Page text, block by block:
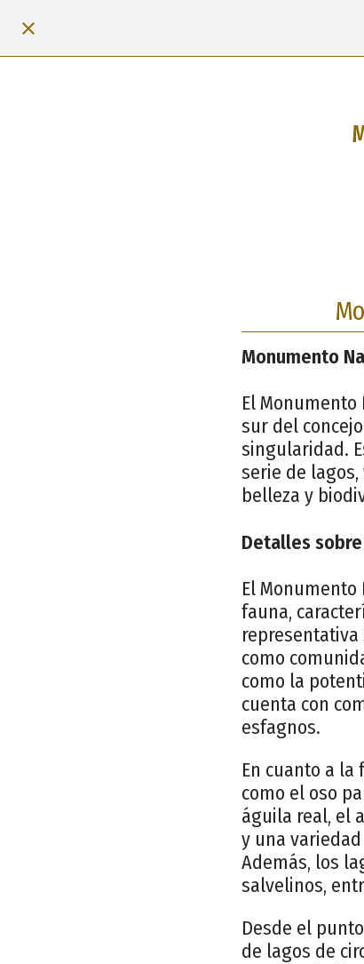
Monumento
El
sur del
singularidad.
serie de
belleza y
Detalles
El
fauna,
como
como la
cuenta con
esfagnos.
En cuanto a
como el oso
águila real, el
y una
Además, los
salvelinos,
Desde el
de lagos de